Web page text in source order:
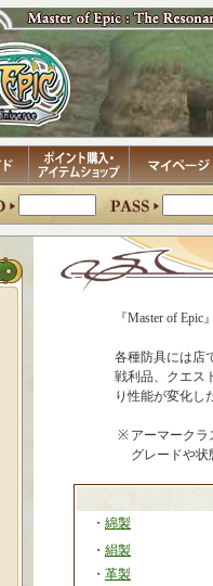
『Master of
各種防具には店
戦利品、クエス
り性能が変化し
※ アーマークラ
グレードや
・ 綿製
・ 絹製
・ 革製